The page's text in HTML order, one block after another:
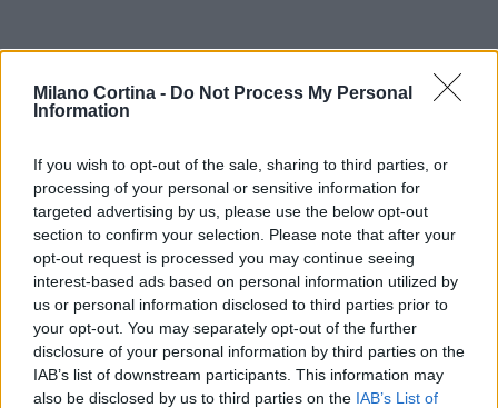
Milano Cortina - Do Not Process My Personal
Information
If you wish to opt-out of the sale, sharing to third parties, or
processing of your personal or sensitive information for
targeted advertising by us, please use the below opt-out
section to confirm your selection. Please note that after your
opt-out request is processed you may continue seeing
interest-based ads based on personal information utilized by
us or personal information disclosed to third parties prior to
your opt-out. You may separately opt-out of the further
disclosure of your personal information by third parties on the
IAB’s list of downstream participants. This information may
also be disclosed by us to third parties on the IAB’s List of
Continua a leggere